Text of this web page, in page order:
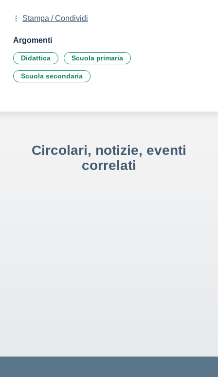
Stampa / Condividi
Argomenti
Didattica Scuola primaria
Scuola secondaria
Circolari, notizie, eventi
correlati